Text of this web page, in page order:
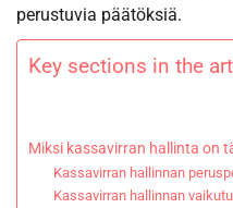
perustuvia päätöksiä.
Key sections in the
Miksi kassavirran hallinta on
Kassavirran hallinnan
Kassavirran hallinnan